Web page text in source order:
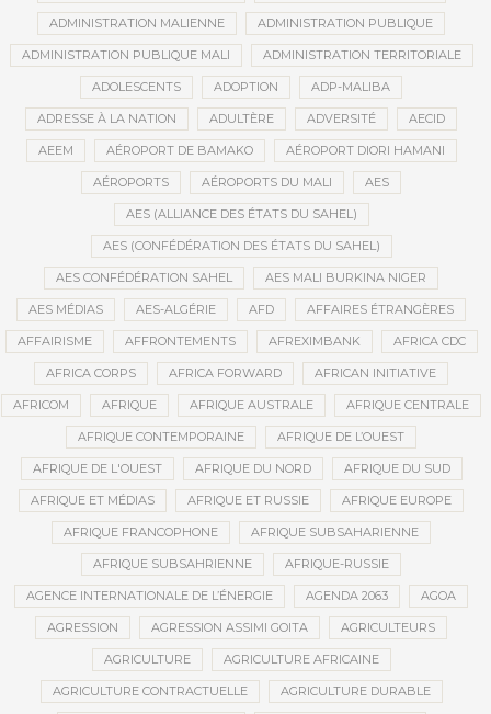
ADMINISTRATION MALIENNE ADMINISTRATION PUBLIQUE
ADMINISTRATION PUBLIQUE MALI ADMINISTRATION TERRITORIALE
ADOLESCENTS ADOPTION ADP-MALIBA
ADRESSE À LA NATION ADULTÈRE ADVERSITÉ AECID
AEEM AÉROPORT DE BAMAKO AÉROPORT DIORI HAMANI
AÉROPORTS AÉROPORTS DU MALI AES
AES (ALLIANCE DES ÉTATS DU SAHEL)
AES (CONFÉDÉRATION DES ÉTATS DU SAHEL)
AES CONFÉDÉRATION SAHEL AES MALI BURKINA NIGER
AES MÉDIAS AES-ALGÉRIE AFD AFFAIRES ÉTRANGÈRES
AFFAIRISME AFFRONTEMENTS AFREXIMBANK AFRICA CDC
AFRICA CORPS AFRICA FORWARD AFRICAN INITIATIVE
AFRICOM AFRIQUE AFRIQUE AUSTRALE AFRIQUE CENTRALE
AFRIQUE CONTEMPORAINE AFRIQUE DE L’OUEST
AFRIQUE DE L'OUEST AFRIQUE DU NORD AFRIQUE DU SUD
AFRIQUE ET MÉDIAS AFRIQUE ET RUSSIE AFRIQUE EUROPE
AFRIQUE FRANCOPHONE AFRIQUE SUBSAHARIENNE
AFRIQUE SUBSAHRIENNE AFRIQUE-RUSSIE
AGENCE INTERNATIONALE DE L’ÉNERGIE AGENDA 2063 AGOA
AGRESSION AGRESSION ASSIMI GOITA AGRICULTEURS
AGRICULTURE AGRICULTURE AFRICAINE
AGRICULTURE CONTRACTUELLE AGRICULTURE DURABLE